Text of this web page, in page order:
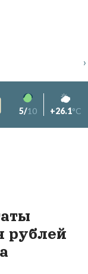
›
5/10 +26.1°C
рублей